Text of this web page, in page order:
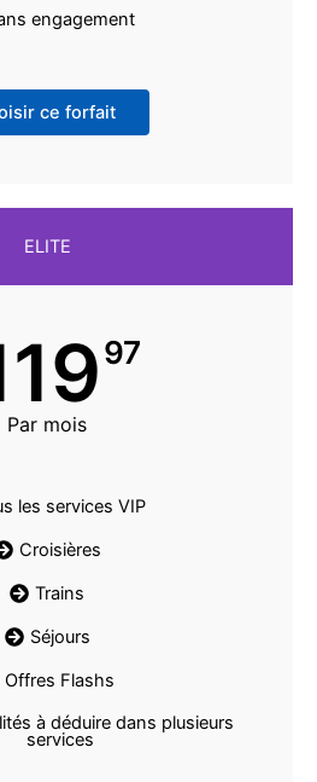
engagement
ce forfait
ELITE
97
Par mois
les services VIP
Croisières
Trains
Séjours
Offres Flashs
à déduire dans plusieurs
services